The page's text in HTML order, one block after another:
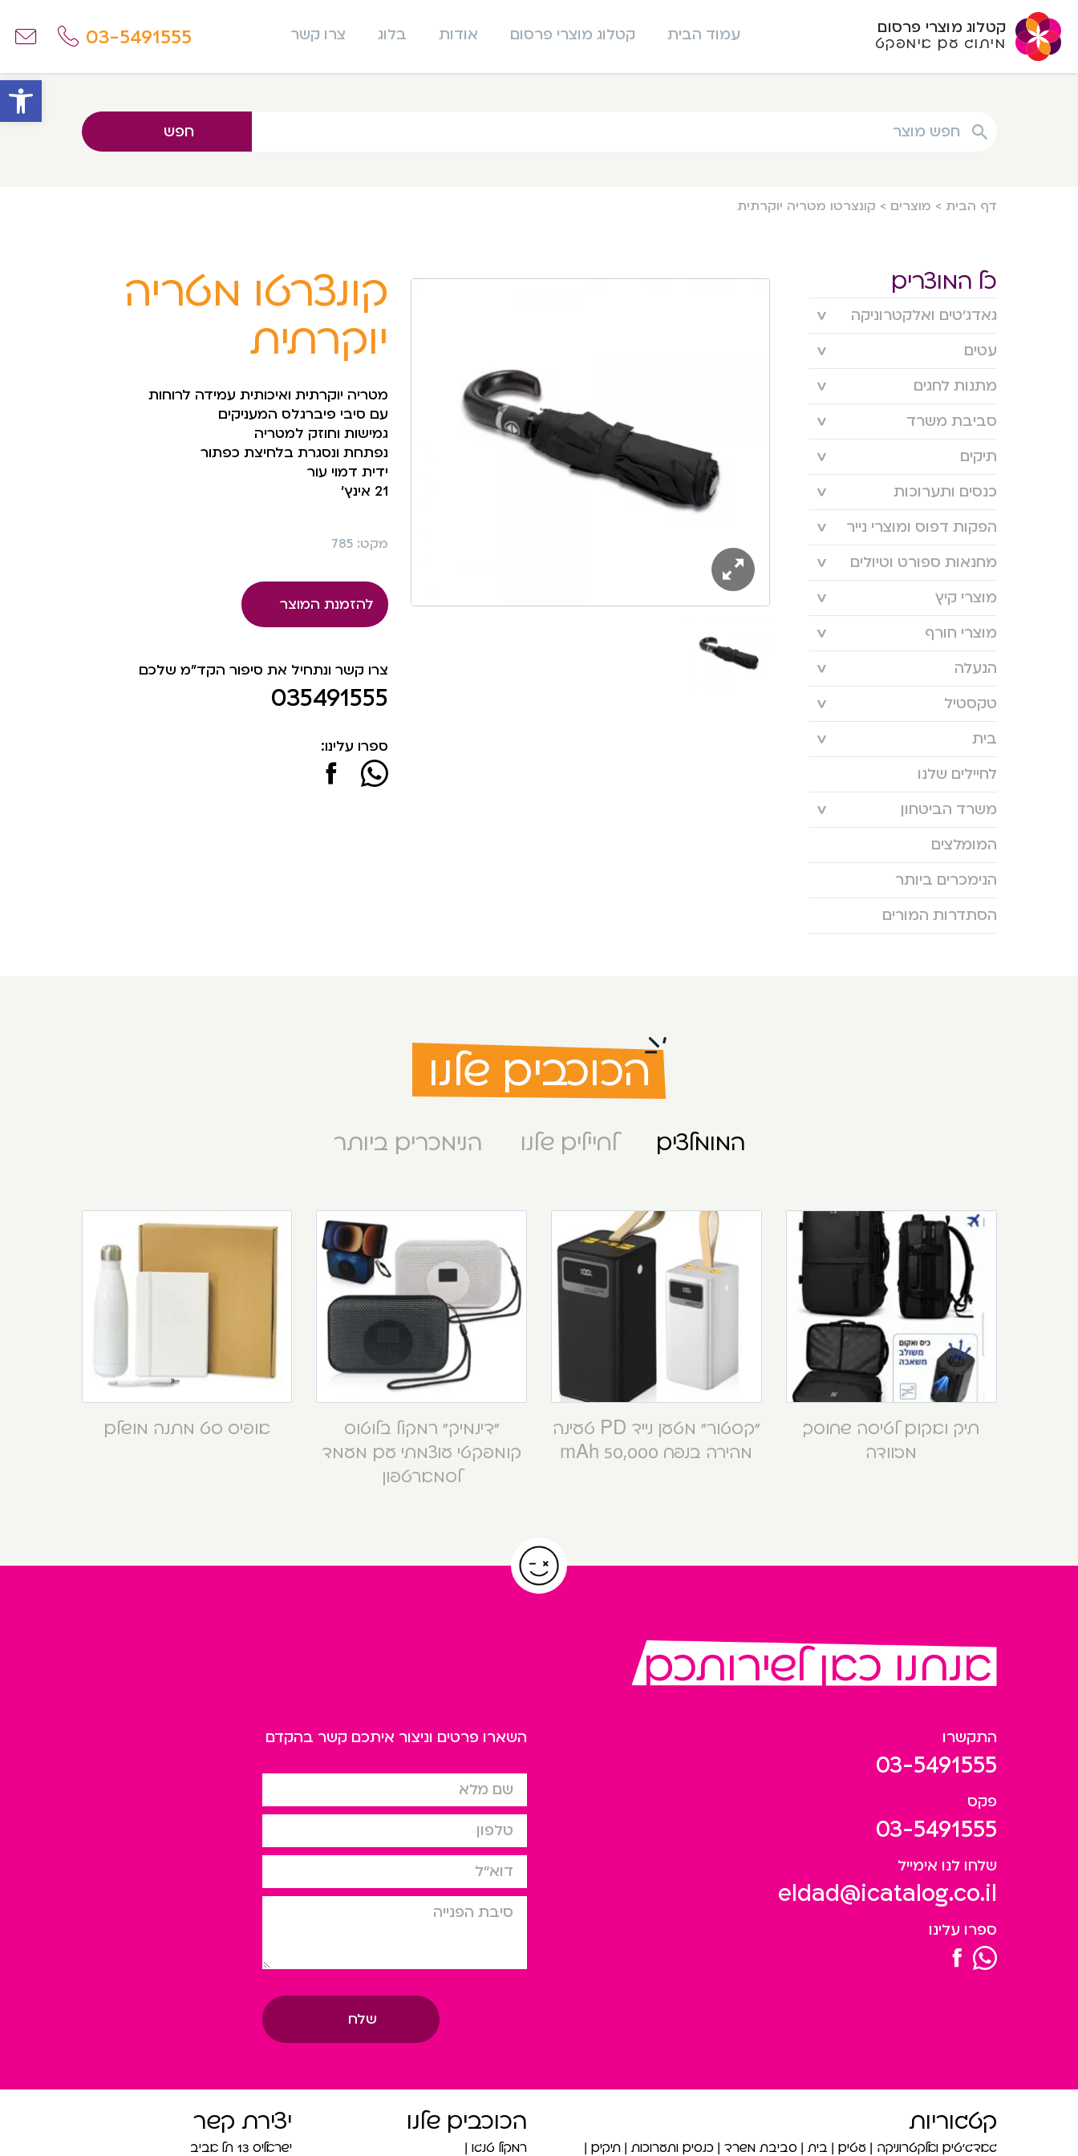
קטלוג מוצרי פרסום
מיתוג עם אימפקט עמוד הבית קטלוג מוצרי פרסום אודות בלוג צרו קשר 03-5491555
חפש מוצר
חפש
דף הבית > מוצרים > קונצרטו מטריה יוקרתית
כל המוצרים
גאדג’טים ואלקטרוניקה
עטים
מתנות לחגים
סביבת משרד
תיקים
כנסים ותערוכות
הפקות דפוס ומוצרי נייר
מחנאות ספורט וטיולים
מוצרי קיץ
מוצרי חורף
הנעלה
טקסטיל
בית
לחיילים שלנו
משרד הביטחון
המומלצים
הנימכרים ביותר
הסתדרות המורים
קונצרטו מטריה
יוקרתית
מטריה יוקרתית ואיכותית עמידה לרוחות
עם סיבי פיברגלס המעניקים
גמישות וחוזק למטריה
נפתחת ונסגרת בלחיצת כפתור
ידית דמוי עור
21 אינץ’
מקט: 785
להזמנת המוצר
צרו קשר ונתחיל את סיפור הקד"מ שלכם
035491555
ספרו עלינו:
הכוכבים שלנו
המומלצים לחיילים שלנו הנימכרים ביותר
תיק ואקום לטיסה שחוסך
מזוודה
“קסטור” מטען נייד PD טעינה
מהירה בנפח 50,000 mAh
“דינמיק” רמקול בלוטוס
קומפקטי עוצמתי עם מעמד
לסמארטפון
אופיס סט מתנה מושלם
אנחנו כאן לשירותכם
התקשרו
03-5491555
פקס
03-5491555
שלחו לנו אימייל
eldad@icatalog.co.il
ספרו עלינו
השארו פרטים וניצור איתכם קשר בהקדם
שם מלא
טלפון
דוא”ל
סיבת הפניה
שלח
קטגוריות
גאדג’טים ואלקטרוניקה עטים בית סביבת משרד כנסים ותערוכות תיקים
הכוכבים שלנו
רמקול טנגו
יצירת קשר
ישראליס 13 תל אביב